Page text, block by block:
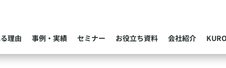
理由 事例・実績 セミナー お役立ち資料 会社紹介